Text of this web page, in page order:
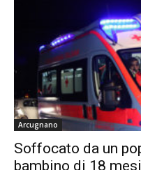
Arcugnano
Soffocato da un
bambino di 18 mesi